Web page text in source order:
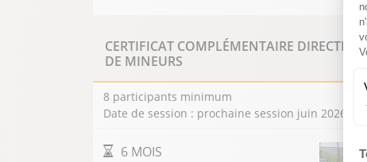
CERTIFICAT COMPLÉMENTAIRE
DE MINEURS
8 participants minimum
Date de session : prochaine session juin 2026
DURÉE DE LA FORMATION
6 MOIS